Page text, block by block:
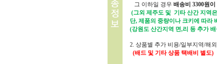
그 이하일 경우 배송비 3300원이
(그외 제주도 및 기타 산간 지역
단, 제품의 중량이나 크키에 따라
(강원도 산간지역 면,리 등 추가
2. 상품별 추가 비용/일부지역/해
(배드 및 기타 상품 택배비 별도)